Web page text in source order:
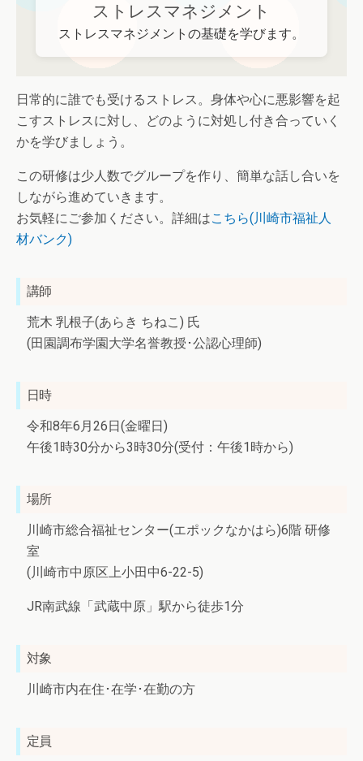
ストレスマネジメント
ストレスマネジメントの基礎を学びます。
日常的に誰でも受けるストレス。身体や心に悪影響を起
こすストレスに対し、どのように対処し付き合っていく
かを学びましょう。
この研修は少人数でグループを作り、簡単な話し合いを
しながら進めていきます。
お気軽にご参加ください。詳細はこちら(川崎市福祉人
材バンク)
講師
荒木 乳根子(あらき ちねこ) 氏
(田園調布学園大学名誉教授･公認心理師)
日時
令和8年6月26日(金曜日)
午後1時30分から3時30分(受付：午後1時から)
場所
川崎市総合福祉センター(エポックなかはら)6階 研修
室
(川崎市中原区上小田中6-22-5)
JR南武線「武蔵中原」駅から徒歩1分
対象
川崎市内在住･在学･在勤の方
定員